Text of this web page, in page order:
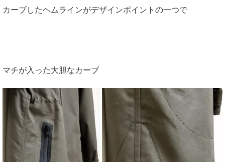
カーブしたヘムラインがデザインポイントの一つで
マチが入った大胆なカーブ